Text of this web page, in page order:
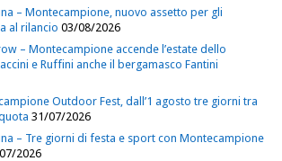
– Montecampione, nuovo assetto per gli
al rilancio 03/08/2026
– Montecampione accende l’estate dello
e Ruffini anche il bergamasco Fantini
Outdoor Fest, dall’1 agosto tre giorni tra
31/07/2026
– Tre giorni di festa e sport con Montecampione
2026